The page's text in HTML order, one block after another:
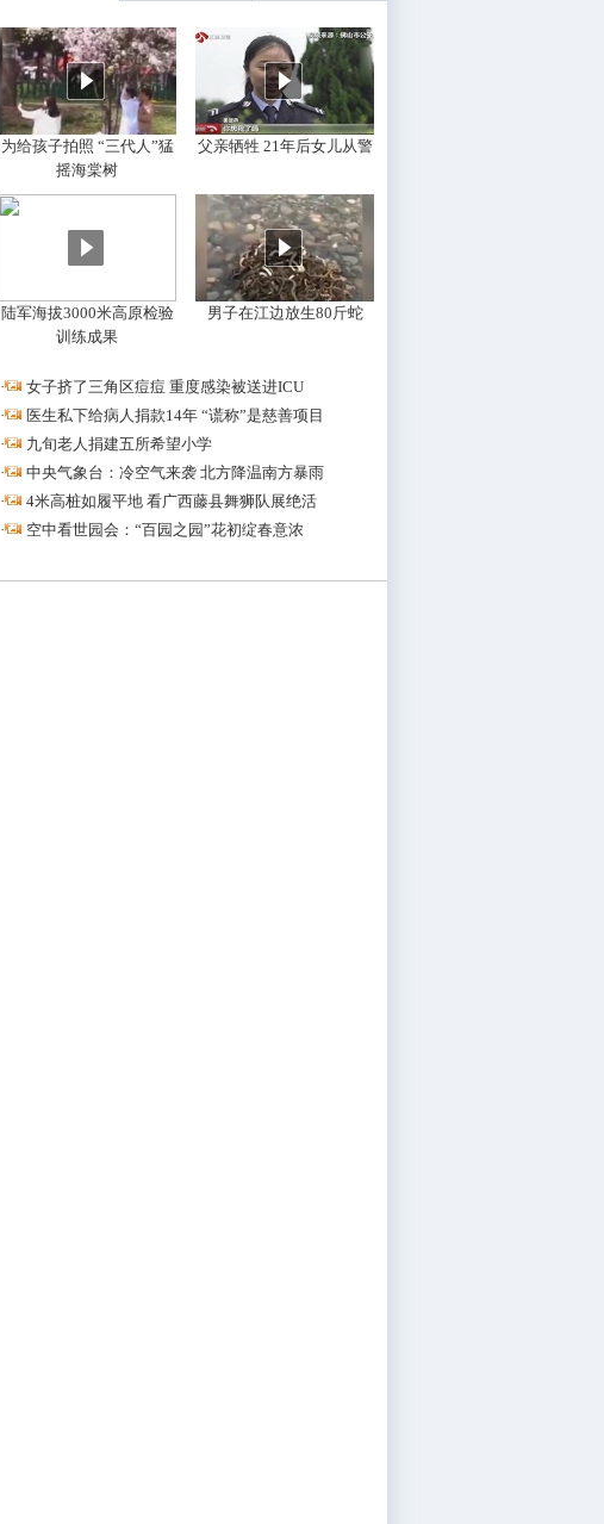
为给孩子拍照 “三代人”猛
摇海棠树
父亲牺牲 21年后女儿从警
陆军海拔3000米高原检验
训练成果
男子在江边放生80斤蛇
·
女子挤了三角区痘痘 重度感染被送进ICU
·
医生私下给病人捐款14年 “谎称”是慈善项目
·
九旬老人捐建五所希望小学
·
中央气象台：冷空气来袭 北方降温南方暴雨
·
4米高桩如履平地 看广西藤县舞狮队展绝活
·
空中看世园会：“百园之园”花初绽春意浓